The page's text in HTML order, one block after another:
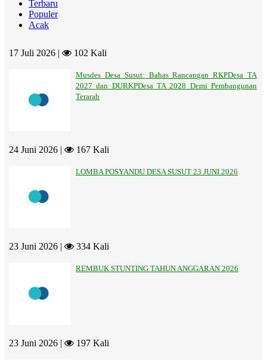
Terbaru
Populer
Acak
17 Juli 2026 | 102 Kali
Musdes Desa Susut: Bahas Rancangan RKPDesa TA
2027 dan DURKPDesa TA 2028 Demi Pembangunan
Terarah
24 Juni 2026 | 167 Kali
LOMBA POSYANDU DESA SUSUT 23 JUNI 2026
23 Juni 2026 | 334 Kali
REMBUK STUNTING TAHUN ANGGARAN 2026
23 Juni 2026 | 197 Kali